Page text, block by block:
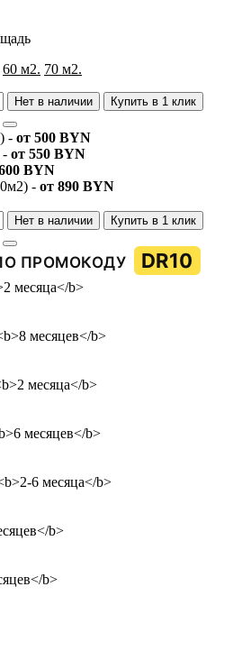
60 м2. 70 м2.
Нет в наличии
Купить в 1 клик
- от 500 BYN
- от 550 BYN
BYN
- от 890 BYN
Нет в наличии
Купить в 1 клик
ПРОМОКОДУ DR10